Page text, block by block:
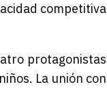
competitiva
protagonistas
niños. La unión con